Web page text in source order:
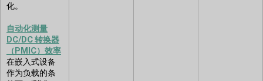
化。
自动化测量
DC/DC 转换器
（PMIC）效率
在嵌入式设备
作为负载的条